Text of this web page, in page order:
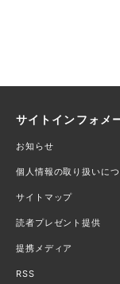
サイトインフォメ
お知らせ
個人情報の取り扱いに
サイトマップ
読者プレゼント提供
提携メディア
RSS